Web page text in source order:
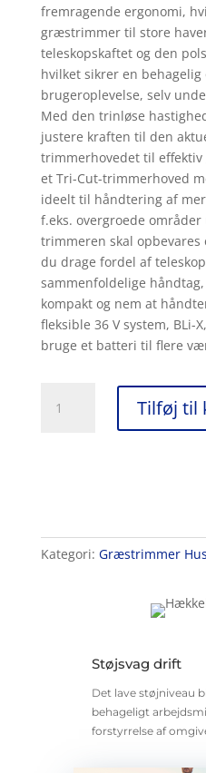
fremragende ergonomi,
græstrimmer til store
teleskopskaftet og den
hvilket sikrer en behagelig
brugeroplevelse, selv
Med den trinløse
justere kraften til den
trimmerhovedet til
et Tri-Cut-trimmerhoved
ideelt til håndtering af
f.eks. overgroede
trimmeren skal
du drage fordel af
sammenfoldelige
kompakt og nem at
fleksible 36 V system, BLi-
bruge et batteri til flere
220iR
Tilføj til
Kategori: Græstrimmer
Støjsvag drift
Det lave støjniveau
behageligt
forstyrrelse af